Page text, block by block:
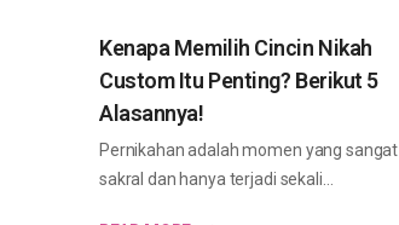
Kenapa Memilih Cincin Nikah
Custom Itu Penting? Berikut 5
Alasannya!
Pernikahan adalah momen yang sangat
sakral dan hanya terjadi sekali…